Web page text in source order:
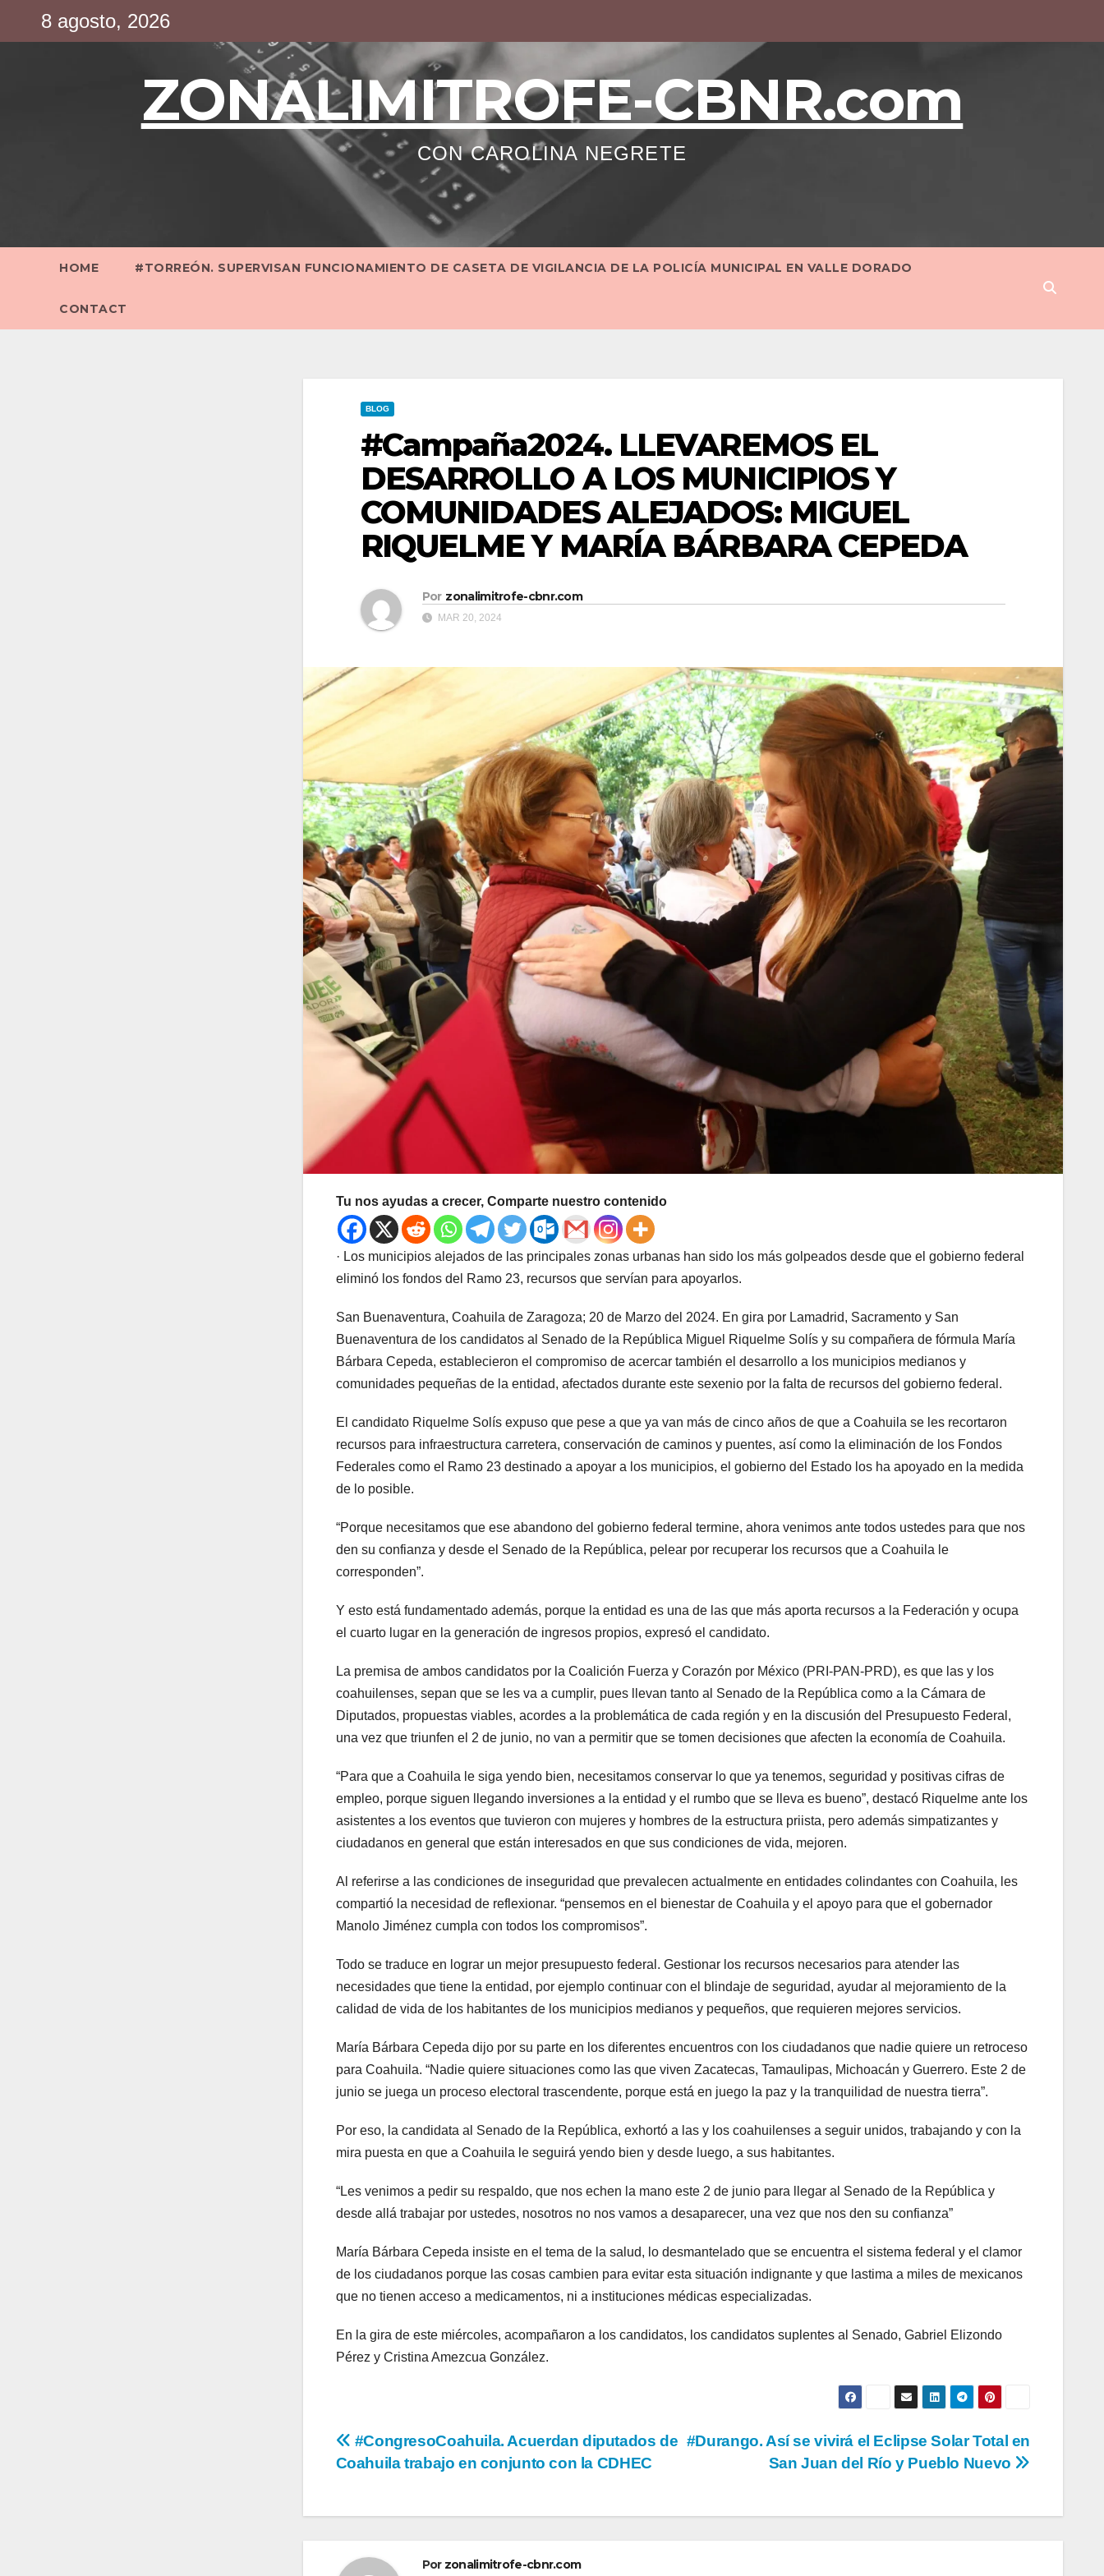
8 agosto, 2026
ZONALIMITROFE-CBNR.com
CON CAROLINA NEGRETE
HOME #TORREÓN. SUPERVISAN FUNCIONAMIENTO DE CASETA DE VIGILANCIA DE LA POLICÍA MUNICIPAL EN VALLE DORADO
CONTACT
BLOG
#Campaña2024. LLEVAREMOS EL
DESARROLLO A LOS MUNICIPIOS Y
COMUNIDADES ALEJADOS: MIGUEL
RIQUELME Y MARÍA BÁRBARA CEPEDA
Por zonalimitrofe-cbnr.com
MAR 20, 2024
Tu nos ayudas a crecer, Comparte nuestro contenido
· Los municipios alejados de las principales zonas urbanas han sido los más golpeados desde que el gobierno federal
eliminó los fondos del Ramo 23, recursos que servían para apoyarlos.
San Buenaventura, Coahuila de Zaragoza; 20 de Marzo del 2024. En gira por Lamadrid, Sacramento y San
Buenaventura de los candidatos al Senado de la República Miguel Riquelme Solís y su compañera de fórmula María
Bárbara Cepeda, establecieron el compromiso de acercar también el desarrollo a los municipios medianos y
comunidades pequeñas de la entidad, afectados durante este sexenio por la falta de recursos del gobierno federal.
El candidato Riquelme Solís expuso que pese a que ya van más de cinco años de que a Coahuila se les recortaron
recursos para infraestructura carretera, conservación de caminos y puentes, así como la eliminación de los Fondos
Federales como el Ramo 23 destinado a apoyar a los municipios, el gobierno del Estado los ha apoyado en la medida
de lo posible.
“Porque necesitamos que ese abandono del gobierno federal termine, ahora venimos ante todos ustedes para que nos
den su confianza y desde el Senado de la República, pelear por recuperar los recursos que a Coahuila le
corresponden”.
Y esto está fundamentado además, porque la entidad es una de las que más aporta recursos a la Federación y ocupa
el cuarto lugar en la generación de ingresos propios, expresó el candidato.
La premisa de ambos candidatos por la Coalición Fuerza y Corazón por México (PRI-PAN-PRD), es que las y los
coahuilenses, sepan que se les va a cumplir, pues llevan tanto al Senado de la República como a la Cámara de
Diputados, propuestas viables, acordes a la problemática de cada región y en la discusión del Presupuesto Federal,
una vez que triunfen el 2 de junio, no van a permitir que se tomen decisiones que afecten la economía de Coahuila.
“Para que a Coahuila le siga yendo bien, necesitamos conservar lo que ya tenemos, seguridad y positivas cifras de
empleo, porque siguen llegando inversiones a la entidad y el rumbo que se lleva es bueno”, destacó Riquelme ante los
asistentes a los eventos que tuvieron con mujeres y hombres de la estructura priista, pero además simpatizantes y
ciudadanos en general que están interesados en que sus condiciones de vida, mejoren.
Al referirse a las condiciones de inseguridad que prevalecen actualmente en entidades colindantes con Coahuila, les
compartió la necesidad de reflexionar. “pensemos en el bienestar de Coahuila y el apoyo para que el gobernador
Manolo Jiménez cumpla con todos los compromisos”.
Todo se traduce en lograr un mejor presupuesto federal. Gestionar los recursos necesarios para atender las
necesidades que tiene la entidad, por ejemplo continuar con el blindaje de seguridad, ayudar al mejoramiento de la
calidad de vida de los habitantes de los municipios medianos y pequeños, que requieren mejores servicios.
María Bárbara Cepeda dijo por su parte en los diferentes encuentros con los ciudadanos que nadie quiere un retroceso
para Coahuila. “Nadie quiere situaciones como las que viven Zacatecas, Tamaulipas, Michoacán y Guerrero. Este 2 de
junio se juega un proceso electoral trascendente, porque está en juego la paz y la tranquilidad de nuestra tierra”.
Por eso, la candidata al Senado de la República, exhortó a las y los coahuilenses a seguir unidos, trabajando y con la
mira puesta en que a Coahuila le seguirá yendo bien y desde luego, a sus habitantes.
“Les venimos a pedir su respaldo, que nos echen la mano este 2 de junio para llegar al Senado de la República y
desde allá trabajar por ustedes, nosotros no nos vamos a desaparecer, una vez que nos den su confianza”
María Bárbara Cepeda insiste en el tema de la salud, lo desmantelado que se encuentra el sistema federal y el clamor
de los ciudadanos porque las cosas cambien para evitar esta situación indignante y que lastima a miles de mexicanos
que no tienen acceso a medicamentos, ni a instituciones médicas especializadas.
En la gira de este miércoles, acompañaron a los candidatos, los candidatos suplentes al Senado, Gabriel Elizondo
Pérez y Cristina Amezcua González.
Navegación
entradas
#Durango. Así se vivirá el Eclipse Solar Total en
San Juan del Río y Pueblo Nuevo
#CongresoCoahuila. Acuerdan diputados de
Coahuila trabajo en conjunto con la CDHEC
Por zonalimitrofe-cbnr.com